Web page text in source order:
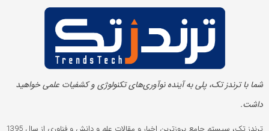
شما با ترندز تک، پلی به آینده‌ نوآوری‌های تکنولوژی و کشفیات علمی خواهید
داشت.